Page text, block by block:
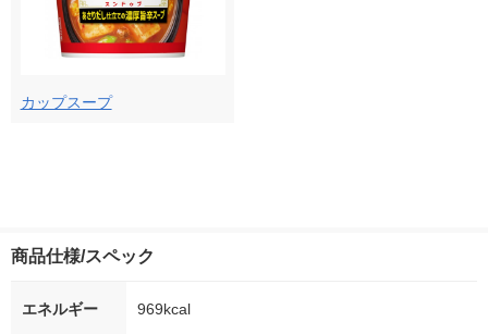
カップスープ
商品仕様/スペック
エネルギー 969kcal